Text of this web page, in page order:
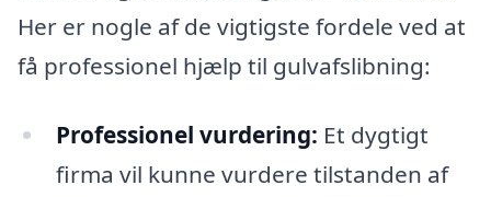
Her er nogle af de vigtigste fordele ved at
få professionel hjælp til gulvafslibning:
Professionel vurdering: Et dygtigt
firma vil kunne vurdere tilstanden af